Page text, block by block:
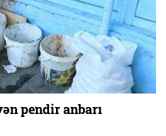
pendir anbarı